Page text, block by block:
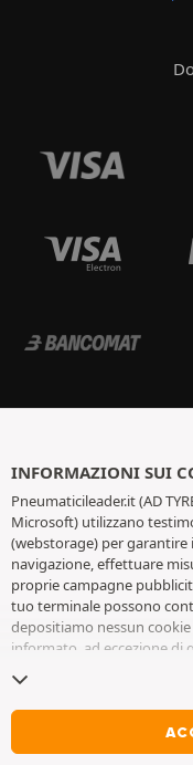
INFORMAZIONI SUI
Pneumaticileader.it (AD
Microsoft) utilizzano
(webstorage) per
navigazione, effettuare
proprie campagne
tuo terminale possono
depositiamo nessun
informato, ad eccezione di
in qualsiasi momento
scegliere di continuare a
altri tracker. Il rifiuto non
maggiori informazioni,